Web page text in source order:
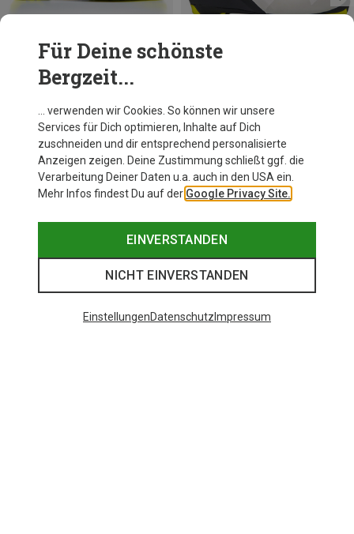
Du sparst 44%
Für Deine schönste
Bergzeit...
… verwenden wir Cookies. So können wir unsere
Services für Dich optimieren, Inhalte auf Dich
zuschneiden und dir entsprechend personalisierte
Anzeigen zeigen. Deine Zustimmung schließt ggf. die
Verarbeitung Deiner Daten u.a. auch in den USA ein.
Mehr Infos findest Du auf der Google Privacy Site.
EINVERSTANDEN
NICHT EINVERSTANDEN
EinstellungenDatenschutz Impressum